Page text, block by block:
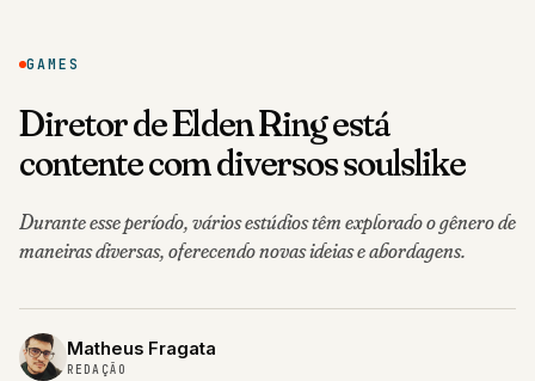
GAMES
Diretor de Elden Ring está
contente com diversos soulslike
Durante esse período, vários estúdios têm explorado o gênero de
maneiras diversas, oferecendo novas ideias e abordagens.
Matheus Fragata
REDAÇÃO